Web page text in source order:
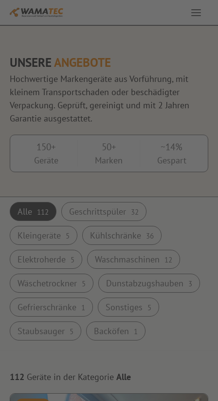
Ausstellung
Angebote
Kontakt
UNSEREANGEBOTE
Hochwertige Markengeräte aus Vorführung, mit
kleinem Transportschaden oder beschädigter
Verpackung. Geprüft, gereinigt und mit 2 Jahren
Garantie ausgestattet.
150+
Geräte
50+
Marken
~14%
Gespart
Alle 112 Geschrittspüler 32
Kleingeräte 5 Kühlschränke 36
Elektroherde 5 Waschmaschinen 12
Wäschetrockner 5 Dunstabzugshauben 3
Gefrierschränke 1 Sonstiges 5
Staubsauger 5 Backöfen 1
112 Geräte in der Kategorie Alle